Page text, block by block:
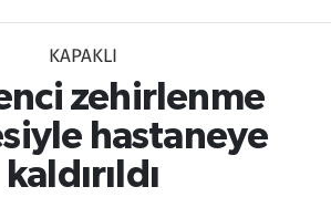
KAPAKLI
zehirlenme
hastaneye
kaldırıldı
Yoğunluk Haritası
Durumu ve Fikstür